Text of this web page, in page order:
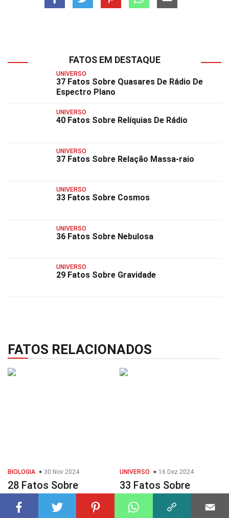
FATOS EM DESTAQUE
UNIVERSO
37 Fatos Sobre Quasares De Rádio De
Espectro Plano
UNIVERSO
40 Fatos Sobre Relíquias De Rádio
UNIVERSO
37 Fatos Sobre Relação Massa-raio
UNIVERSO
33 Fatos Sobre Cosmos
UNIVERSO
36 Fatos Sobre Nebulosa
UNIVERSO
29 Fatos Sobre Gravidade
FATOS RELACIONADOS
BIOLOGIA 30 Nov 2024
28 Fatos Sobre
Planta C3
UNIVERSO 16 Dez 2024
33 Fatos Sobre
Realimentação De
Supernovas